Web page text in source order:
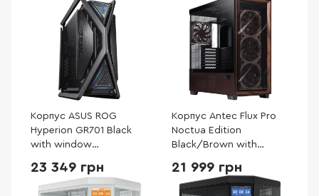
Корпус ASUS ROG
Hyperion GR701 Black
with window
23 349 грн
Корпус Antec Flux Pro
Noctua Edition
Black/Brown with
Noctua Edition)
21 999 грн